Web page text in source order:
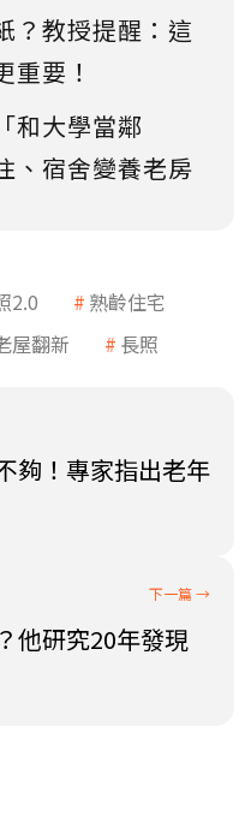
？教授提醒：這
重要！
和大學當鄰
、宿舍變養老房
2.0
熟齡住宅
屋翻新 長照
夠！專家指出老年
他研究20年發現